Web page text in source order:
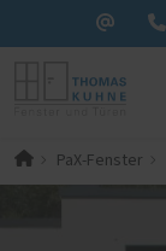
PaX-Fenster